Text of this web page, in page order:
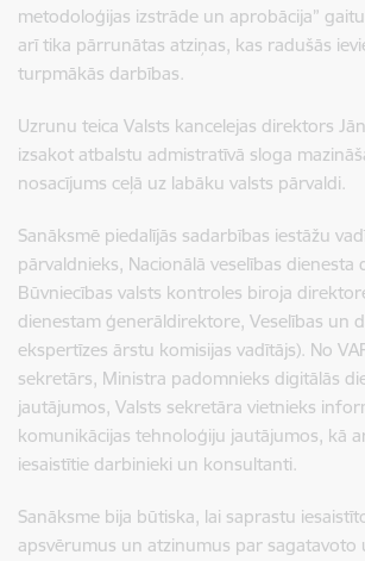
metodoloģijas izstrāde un aprobācija”
arī tika pārrunātas atziņas, kas radušās
turpmākās darbības.
Uzrunu teica Valsts kancelejas direktors
izsakot atbalstu admistratīvā sloga
nosacījums ceļā uz labāku valsts pārvaldi.
Sanāksmē piedalījās sadarbības iestāžu
pārvaldnieks, Nacionālā veselības dienesta
Būvniecības valsts kontroles biroja
dienestam ģenerāldirektore, Veselības un
ekspertīzes ārstu komisijas vadītājs). No
sekretārs, Ministra padomnieks digitālās
jautājumos, Valsts sekretāra vietnieks
komunikācijas tehnoloģiju jautājumos, kā
iesaistītie darbinieki un konsultanti.
Sanāksme bija būtiska, lai saprastu
apsvērumus un atzinumus par sagatavoto